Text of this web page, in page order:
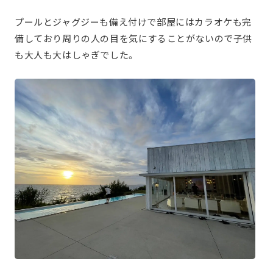
プールとジャグジーも備え付けで部屋にはカラオケも完
備しており周りの人の目を気にすることがないので子供
も大人も大はしゃぎでした。